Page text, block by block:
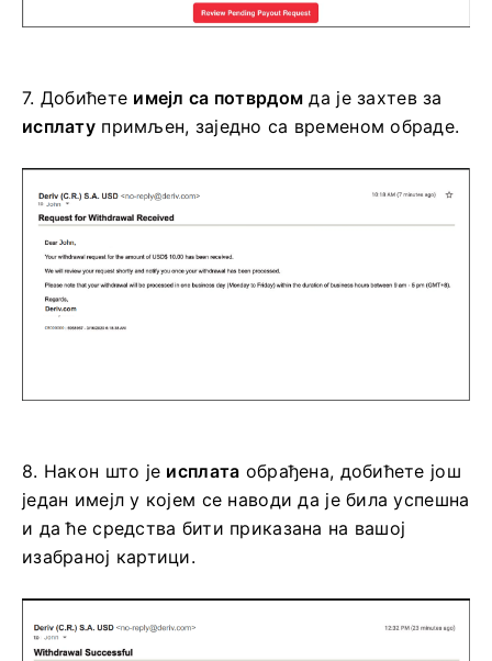
7. Добићете имејл са потврдом да је захтев за
исплатупримљен, заједно са временом обраде.
8. Након што је исплата обрађена, добићете још
један имејл у којем се наводи да је била успешна
и да ће средства бити приказана на вашој
изабраној картици.